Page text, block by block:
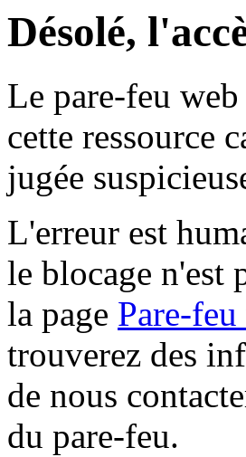
Désolé,
Le pare-feu
cette ressource
jugée
L'erreur est
le blocage n'est
la page Pare-
trouverez des
de nous
du pare-feu.